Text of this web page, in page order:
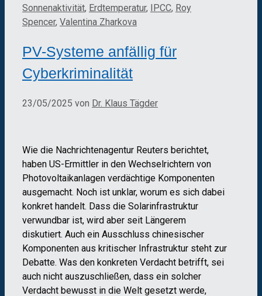
Sonnenaktivität, Erdtemperatur, IPCC, Roy
Spencer, Valentina Zharkova
PV-Systeme anfällig für
Cyberkriminalität
23/05/2025 von Dr. Klaus Tägder
Wie die Nachrichtenagentur Reuters berichtet,
haben US-Ermittler in den Wechselrichtern von
Photovoltaikanlagen verdächtige Komponenten
ausgemacht. Noch ist unklar, worum es sich dabei
konkret handelt. Dass die Solarinfrastruktur
verwundbar ist, wird aber seit Längerem
diskutiert. Auch ein Ausschluss chinesischer
Komponenten aus kritischer Infrastruktur steht zur
Debatte. Was den konkreten Verdacht betrifft, sei
auch nicht auszuschließen, dass ein solcher
Verdacht bewusst in die Welt gesetzt werde,